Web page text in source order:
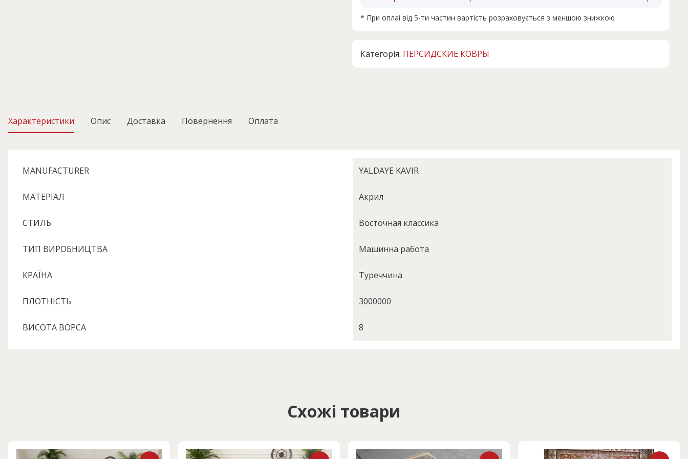
* При оплаі від 5-ти частин вартість розраховується з меншою знижкою
Категорія: ПЕРСИДСКИЕ КОВРЫ
Характеристики Опис Доставка Повернення Оплата
MANUFACTURER YALDAYE KAVIR
МАТЕРІАЛ Акрил
СТИЛЬ Восточная классика
ТИП ВИРОБНИЦТВА Машинна работа
КРАЇНА Туреччина
ПЛОТНІСТЬ 3000000
ВИСОТА ВОРСА 8
Схожі товари